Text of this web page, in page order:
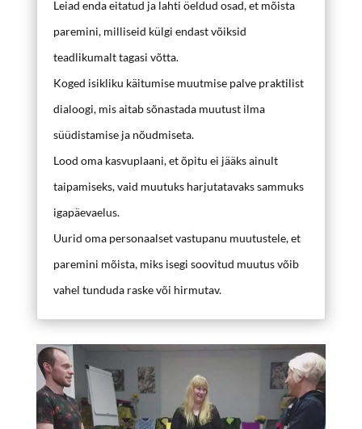
Leiad enda eitatud ja lahti öeldud osad, et mõista
paremini, milliseid külgi endast võiksid
teadlikumalt tagasi võtta.
Koged isikliku käitumise muutmise palve praktilist
dialoogi, mis aitab sõnastada muutust ilma
süüdistamise ja nõudmiseta.
Lood oma kasvuplaani, et õpitu ei jääks ainult
taipamiseks, vaid muutuks harjutatavaks sammuks
igapäevaelus.
Uurid oma personaalset vastupanu muutustele, et
paremini mõista, miks isegi soovitud muutus võib
vahel tunduda raske või hirmutav.